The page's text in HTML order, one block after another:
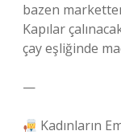
bazen
Kapılar
çay eşliğinde
—
Kadınların